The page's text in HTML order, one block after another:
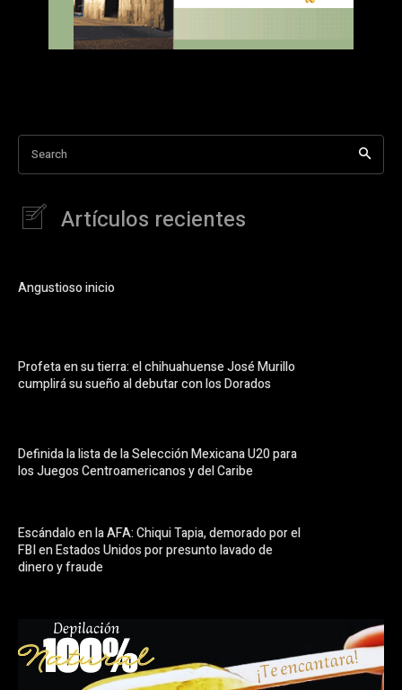
Search
Artículos recientes
Angustioso inicio
Profeta en su tierra: el chihuahuense José Murillo
cumplirá su sueño al debutar con los Dorados
Definida la lista de la Selección Mexicana U20 para
los Juegos Centroamericanos y del Caribe
Escándalo en la AFA: Chiqui Tapia, demorado por el
FBI en Estados Unidos por presunto lavado de
dinero y fraude